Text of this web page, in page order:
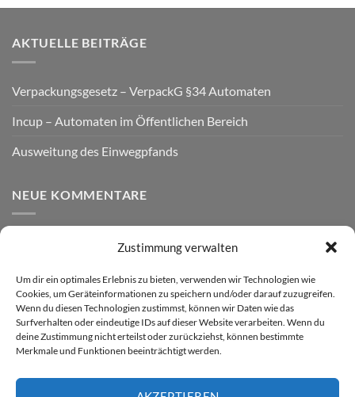
Zustimmung verwalten
Um dir ein optimales Erlebnis zu bieten, verwenden wir Technologien wie
Cookies, um Geräteinformationen zu speichern und/oder darauf zuzugreifen.
Wenn du diesen Technologien zustimmst, können wir Daten wie das
Surfverhalten oder eindeutige IDs auf dieser Website verarbeiten. Wenn du
deine Zustimmung nicht erteilst oder zurückziehst, können bestimmte
Merkmale und Funktionen beeinträchtigt werden.
AKTUELLE BEITRÄGE
Verpackungsgesetz – VerpackG §34 Automaten
Incup – Automaten im Öffentlichen Bereich
Ausweitung des Einwegpfands
NEUE KOMMENTARE